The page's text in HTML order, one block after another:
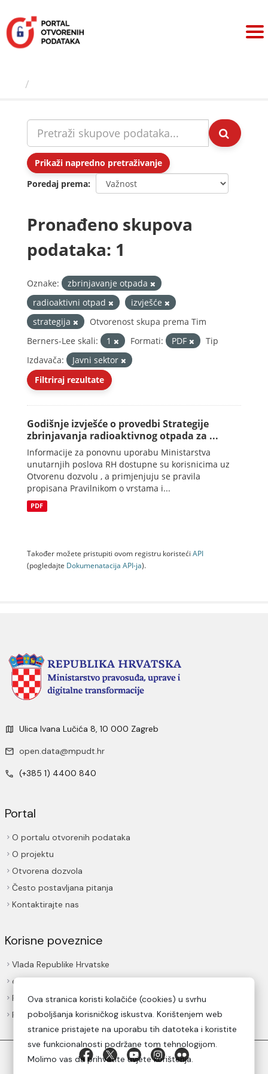
sadržaj
Prikaži napredno pretraživanje
Poredaj prema
Pronađeno skupova
podataka: 1
Oznake:
zbrinjavanje otpada
radioaktivni otpad
izvješće
strategija
Otvorenost skupa prema Tim
Berners-Lee skali:
1 Formati: PDF
Tip
Izdavača:
Javni sektor
Filtriraj rezultate
Godišnje izvješće o provedbi Strategije
zbrinjavanja radioaktivnog otpada za ...
Informacije za ponovnu uporabu Ministarstva
unutarnjih poslova RH dostupne su korisnicima uz
Otvorenu dozvolu , a primjenjuju se pravila
propisana Pravilnikom o vrstama i...
PDF
Također možete pristupiti ovom registru koristeći API
(pogledajte Dokumenаtаcijа API-jа).